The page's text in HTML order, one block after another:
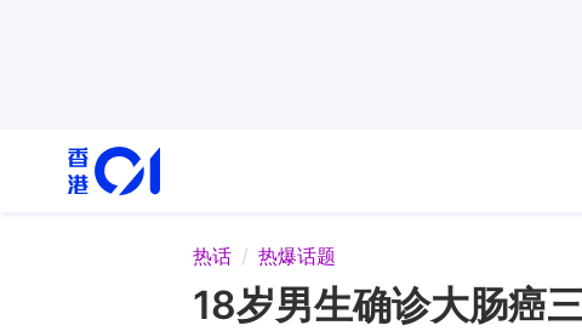
热话 热爆话题
18岁男生确诊大肠癌